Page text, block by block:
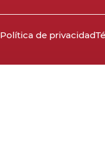
Política de privacidad